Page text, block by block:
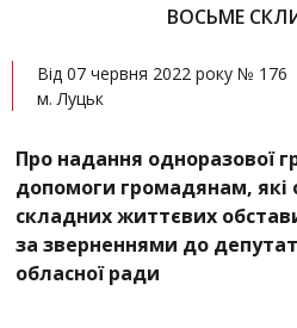
ВОСЬМЕ
Від 07 червня 2022 року № 176
м. Луцьк
Про надання одноразової
допомоги громадянам, які
складних життєвих
за зверненнями до
обласної ради